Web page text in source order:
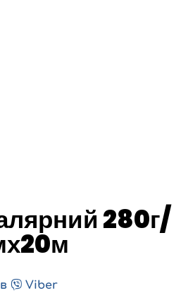
280г/
в Viber